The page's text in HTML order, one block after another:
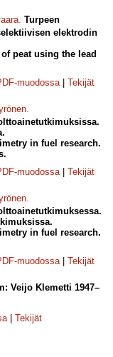
. Turpeen
elektrodin
peat using the lead
muodossa| Tekijät
.
in fuel research.
muodossa| Tekijät
.
in fuel research.
muodossa| Tekijät
Veijo Klemetti 1947–
| Tekijät